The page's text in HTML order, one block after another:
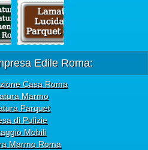
Edile Roma:
Casa Roma
Marmo
Parquet
di Pulizie
Mobili
Marmo Roma